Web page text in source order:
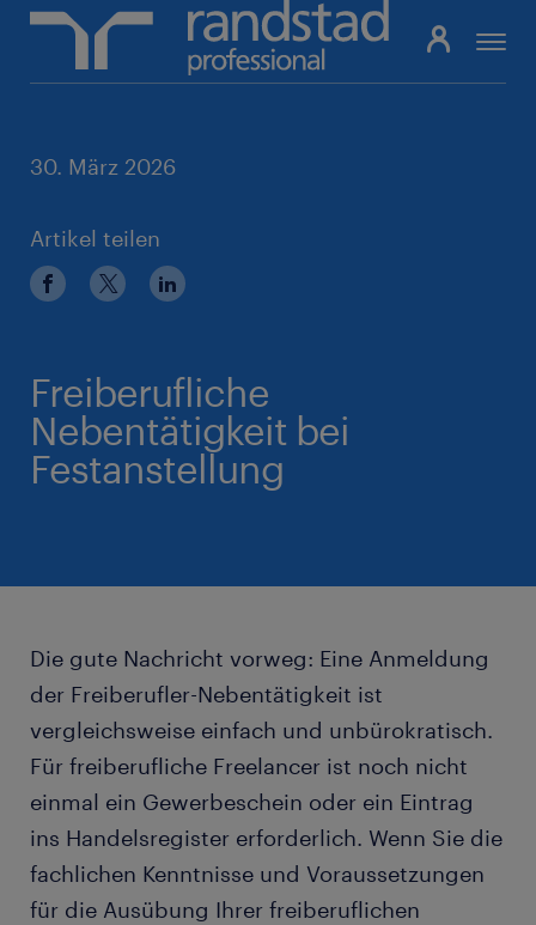
Freiberufliche
Nebentätigkeit bei
Festanstellung
30. März 2026
Artikel teilen
Die gute Nachricht vorweg: Eine Anmeldung
der Freiberufler-Nebentätigkeit ist
vergleichsweise einfach und unbürokratisch.
Für freiberufliche Freelancer ist noch nicht
einmal ein Gewerbeschein oder ein Eintrag
ins Handelsregister erforderlich. Wenn Sie die
fachlichen Kenntnisse und Voraussetzungen
für die Ausübung Ihrer freiberuflichen